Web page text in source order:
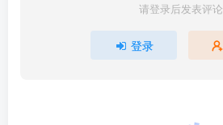
请登录后发表评论
登录